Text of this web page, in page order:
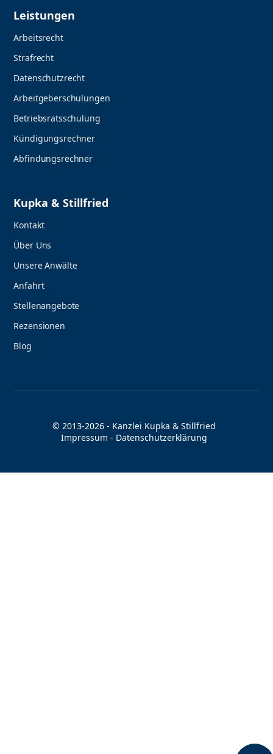
Leistungen
Arbeitsrecht
Strafrecht
Datenschutzrecht
Arbeitgeberschulungen
Betriebsratsschulung
Kündigungsrechner
Abfindungsrechner
Kupka & Stillfried
Kontakt
Über Uns
Unsere Anwälte
Anfahrt
Stellenangebote
Rezensionen
Blog
© 2013-2026 - Kanzlei Kupka & Stillfried
Impressum - Datenschutzerklärung